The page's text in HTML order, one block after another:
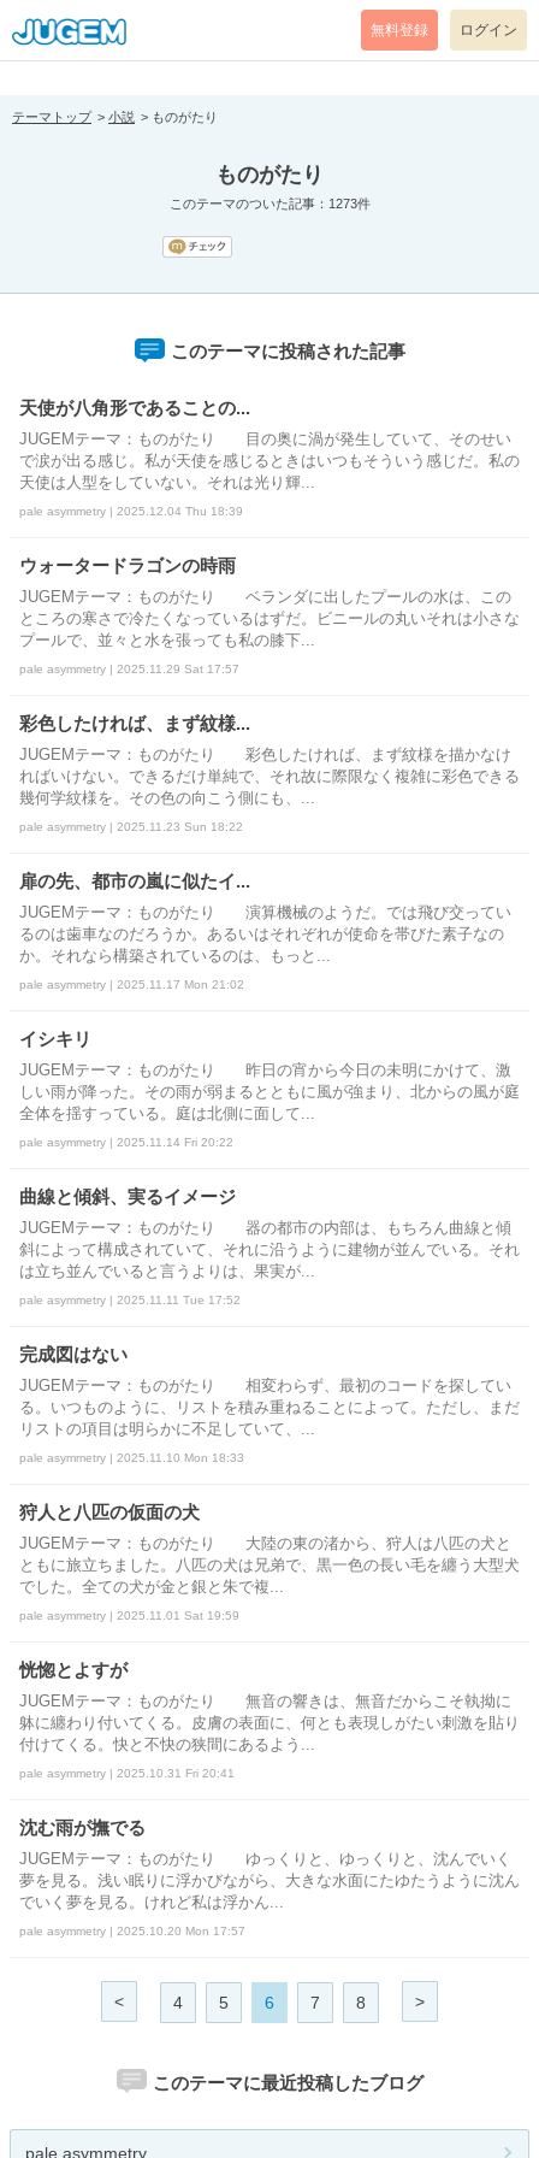
[pear_error: message="Success" code=0 mode=return level=notice
prefix="" info=""]
無料登録 ログイン
テーマトップ 小説 ものがたり
ものがたり
このテーマのついた記事：1273件
このテーマに投稿された記事
天使が八角形であることの...
JUGEMテーマ：ものがたり 目の奥に渦が発生していて、そのせい
で涙が出る感じ。私が天使を感じるときはいつもそういう感じだ。私の
天使は人型をしていない。それは光り輝...
pale asymmetry | 2025.12.04 Thu 18:39
ウォータードラゴンの時雨
JUGEMテーマ：ものがたり ベランダに出したプールの水は、この
ところの寒さで冷たくなっているはずだ。ビニールの丸いそれは小さな
プールで、並々と水を張っても私の膝下...
pale asymmetry | 2025.11.29 Sat 17:57
彩色したければ、まず紋様...
JUGEMテーマ：ものがたり 彩色したければ、まず紋様を描かなけ
ればいけない。できるだけ単純で、それ故に際限なく複雑に彩色できる
幾何学紋様を。その色の向こう側にも、...
pale asymmetry | 2025.11.23 Sun 18:22
扉の先、都市の嵐に似たイ...
JUGEMテーマ：ものがたり 演算機械のようだ。では飛び交ってい
るのは歯車なのだろうか。あるいはそれぞれが使命を帯びた素子なの
か。それなら構築されているのは、もっと...
pale asymmetry | 2025.11.17 Mon 21:02
イシキリ
JUGEMテーマ：ものがたり 昨日の宵から今日の未明にかけて、激
しい雨が降った。その雨が弱まるとともに風が強まり、北からの風が庭
全体を揺すっている。庭は北側に面して...
pale asymmetry | 2025.11.14 Fri 20:22
曲線と傾斜、実るイメージ
JUGEMテーマ：ものがたり 器の都市の内部は、もちろん曲線と傾
斜によって構成されていて、それに沿うように建物が並んでいる。それ
は立ち並んでいると言うよりは、果実が...
pale asymmetry | 2025.11.11 Tue 17:52
完成図はない
JUGEMテーマ：ものがたり 相変わらず、最初のコードを探してい
る。いつものように、リストを積み重ねることによって。ただし、まだ
リストの項目は明らかに不足していて、...
pale asymmetry | 2025.11.10 Mon 18:33
狩人と八匹の仮面の犬
JUGEMテーマ：ものがたり 大陸の東の渚から、狩人は八匹の犬と
ともに旅立ちました。八匹の犬は兄弟で、黒一色の長い毛を纏う大型犬
でした。全ての犬が金と銀と朱で複...
pale asymmetry | 2025.11.01 Sat 19:59
恍惚とよすが
JUGEMテーマ：ものがたり 無音の響きは、無音だからこそ執拗に
躰に纏わり付いてくる。皮膚の表面に、何とも表現しがたい刺激を貼り
付けてくる。快と不快の狭間にあるよう...
pale asymmetry | 2025.10.31 Fri 20:41
沈む雨が撫でる
JUGEMテーマ：ものがたり ゆっくりと、ゆっくりと、沈んでいく
夢を見る。浅い眠りに浮かびながら、大きな水面にたゆたうように沈ん
でいく夢を見る。けれど私は浮かん...
pale asymmetry | 2025.10.20 Mon 17:57
< 4 5 6 7 8 >
このテーマに最近投稿したブログ
pale asymmetry